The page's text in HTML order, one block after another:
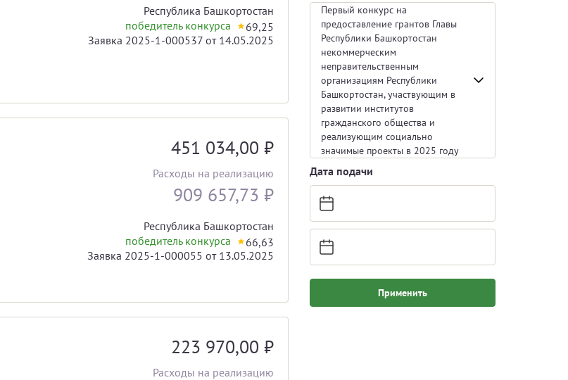
Первый конкурс на
предоставление грантов Главы
Республики Башкортостан
некоммерческим
неправительственным
организациям Республики
Башкортостан, участвующим в
развитии институтов
гражданского общества и
реализующим социально
значимые проекты в 2025 году
Дата подачи
Применить
Республика Башкортостан
победитель конкурса
69,25
Заявка 2025-1-000537 от 14.05.2025
451 034,00 ₽
Расходы на реализацию
909 657,73 ₽
Республика Башкортостан
победитель конкурса
66,63
Заявка 2025-1-000055 от 13.05.2025
223 970,00 ₽
Расходы на реализацию